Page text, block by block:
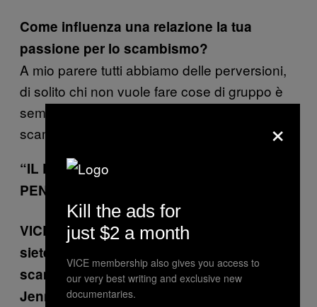
Come influenza una relazione la tua
passione per lo scambismo?
A mio parere tutti abbiamo delle perversioni,
di solito chi non vuole fare cose di gruppo è
semplicemente geloso. In quel caso, lo
scambismo o le cose a tre sono off limits.
“IL PEGGIO? QUANDO UN TIZIO MI HA
PENETRATA SENZA CHIEDERE”
VICE: Ciao ragazze. Mi avete detto che vi
siete conosciute a una serata per
scambisti. Com’è successo?
Jenny, 25 anni: Un anno fa sono andata al
×
Kill the ads for
just $2 a month
VICE membership also gives you access to
our very best writing and exclusive new
documentaries.